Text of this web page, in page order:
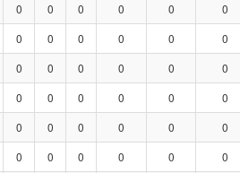
0 0 0 0 0 0
0 0 0 0 0 0
0 0 0 0 0 0
0 0 0 0 0 0
0 0 0 0 0 0
0 0 0 0 0 0